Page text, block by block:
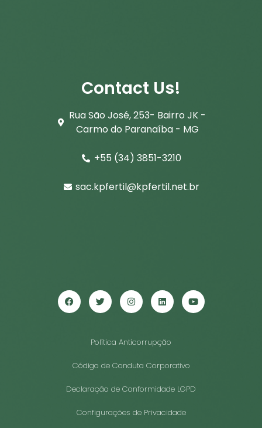
Contact Us!
Rua São José, 253- Bairro JK -
Carmo do Paranaíba - MG
+55 (34) 3851-3210
sac.kpfertil@kpfertil.net.br
Política Anticorrupção
Código de Conduta Corporativo
Declaração de Conformidade LGPD
Configurações de Privacidade